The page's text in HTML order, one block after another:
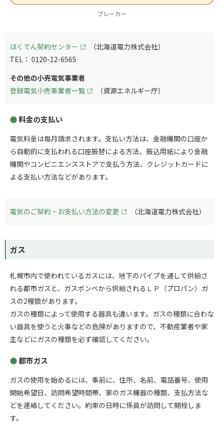
ブレーカー
ほくでん契約センター
（北海道電力株式会社）
TEL： 0120-12-6565
その他の小売電気事業者
登録電気小売事業者一覧
（資源エネルギー庁）
料金の支払い
電気料金は毎月請求されます。支払い方法は、金融機関の口座か
ら自動的に支払われる口座振替による方法、振込用紙により金融
機関やコンビニエンスストアで支払う方法、クレジットカードに
よる支払い方法などがあります。
電気のご契約・お支払い方法の変更 （北海道電力株式会社）
ガス
札幌市内で使われているガスには、地下のパイプを通して供給さ
れる都市ガスと、ガスボンベから供給されるＬＰ（プロパン）ガ
スの2種類があります。
ガスの種類によって使用する器具も違います。ガスの種類に合わな
い器具を使うと火事などの危険がありますので、不動産業者や家
主などにガスの種類を必ず確認してください。
都市ガス
ガスの使用を始めるには、事前に、住所、名前、電話番号、使用
開始希望日、訪問希望時間帯、家のガス機器の種類、支払方法な
どを連絡してください。約束の日時に係員が訪問して開栓しま
す。